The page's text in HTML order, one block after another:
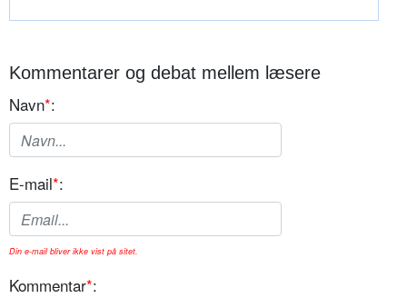
Kommentarer og debat mellem læsere
Navn*:
E-mail*:
Din e-mail bliver ikke vist på sitet.
Kommentar*: